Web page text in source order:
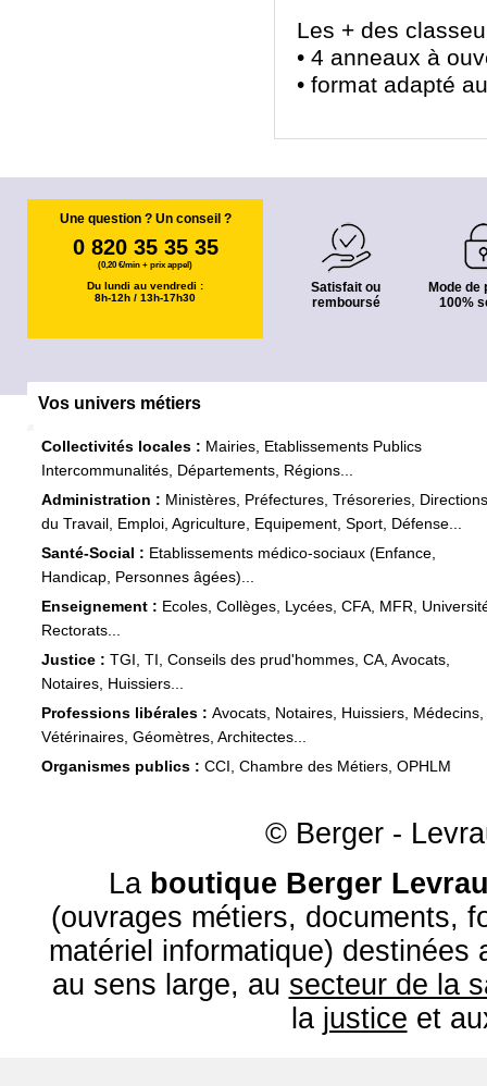
Les + des
• 4 anneaux à
• format adapté
Une question ? Un conseil ?
0 820 35 35 35
(0,20 €/min + prix appel)
Du lundi au vendredi :
8h-12h / 13h-17h30
Satisfait ou
remboursé
Mode de
100%
Vos univers métiers
Collectivités locales : Mairies, Etablissements Publics
Intercommunalités, Départements, Régions...
Administration : Ministères, Préfectures, Trésoreries, Directions
du Travail, Emploi, Agriculture, Equipement, Sport, Défense...
Santé-Social : Etablissements médico-sociaux (Enfance,
Handicap, Personnes âgées)...
Enseignement : Ecoles, Collèges, Lycées, CFA, MFR,
Rectorats...
Justice : TGI, TI, Conseils des prud'hommes, CA, Avocats,
Notaires, Huissiers...
Professions libérales : Avocats, Notaires, Huissiers, Médecins,
Vétérinaires, Géomètres, Architectes...
Organismes publics : CCI, Chambre des Métiers, OPHLM
© Berger -
La boutique Berger
(ouvrages métiers, documents,
matériel informatique) destinées
au sens large, au secteur de la
la justice et